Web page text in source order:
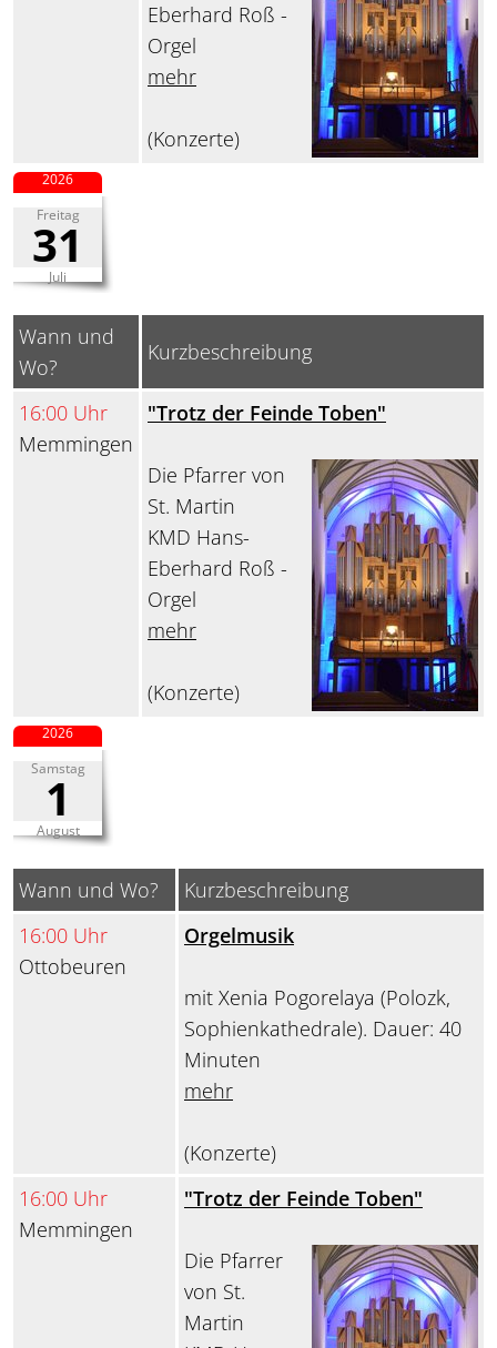
Eberhard Roß -
Orgel
mehr
(Konzerte)
Freitag
31
Juli
2026
Wann und
Wo?
Kurzbeschreibung
16:00 Uhr
Memmingen
"Trotz der Feinde Toben"
Die Pfarrer von
St. Martin
KMD Hans-
Eberhard Roß -
Orgel
mehr
(Konzerte)
Samstag
1
August
2026
Wann und Wo?
Kurzbeschreibung
16:00 Uhr
Ottobeuren
Orgelmusik
mit Xenia Pogorelaya (Polozk,
Sophienkathedrale). Dauer: 40
Minuten
mehr
(Konzerte)
16:00 Uhr
Memmingen
"Trotz der Feinde Toben"
Die Pfarrer
von St.
Martin